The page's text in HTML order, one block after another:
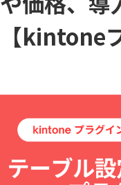
【kintone